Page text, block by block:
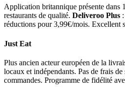
Application britannique présente dans
restaurants de qualité. Deliveroo Plus
réductions pour 3,99€/mois. Excellent
Just Eat
Plus ancien acteur européen de la
locaux et indépendants. Pas de frais de
commandes. Programme de fidélité